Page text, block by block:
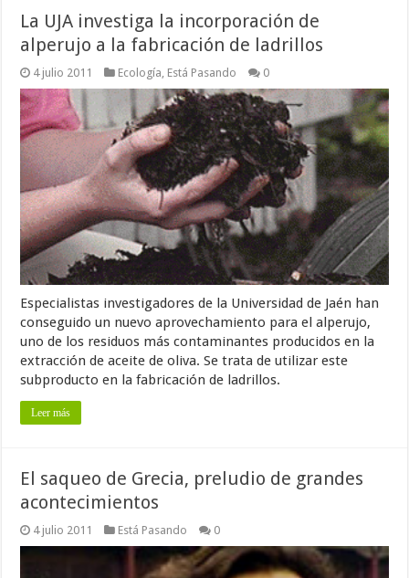
La UJA investiga la incorporación de
alperujo a la fabricación de ladrillos
4 julio 2011 Ecología, Está Pasando 0
Especialistas investigadores de la Universidad de Jaén han
conseguido un nuevo aprovechamiento para el alperujo,
uno de los residuos más contaminantes producidos en la
extracción de aceite de oliva. Se trata de utilizar este
subproducto en la fabricación de ladrillos.
Leer más
El saqueo de Grecia, preludio de grandes
acontecimientos
4 julio 2011 Está Pasando 0